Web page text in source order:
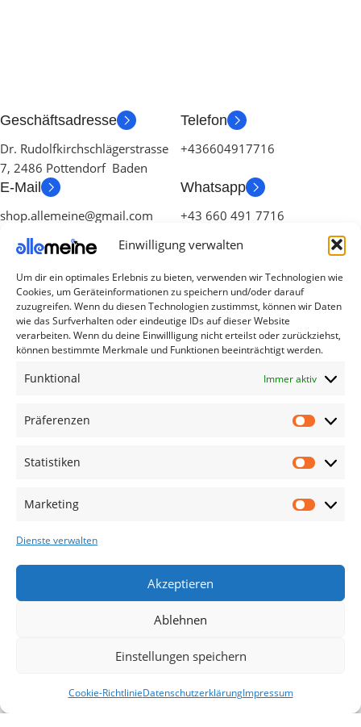
Einwilligung verwalten
Um dir ein optimales Erlebnis zu bieten, verwenden wir Technologien wie
Cookies, um Geräteinformationen zu speichern und/oder darauf
zuzugreifen. Wenn du diesen Technologien zustimmst, können wir Daten
wie das Surfverhalten oder eindeutige IDs auf dieser Website
verarbeiten. Wenn du deine Einwillligung nicht erteilst oder zurückziehst,
können bestimmte Merkmale und Funktionen beeinträchtigt werden.
Funktional Immer aktiv
Präferenzen
Statistiken
Marketing
Dienste verwalten
Akzeptieren
Ablehnen
Einstellungen speichern
Cookie-RichtlinieDatenschutzerklärungImpressum
Geschäftsadresse
Dr. Rudolfkirchschlägerstrasse
7, 2486 Pottendorf Baden
Telefon
+436604917716
E-Mail
shop.allemeine@gmail.com
Whatsapp
+43 660 491 7716
Die Produkte, die Sie wünschen, aber nicht
Welt hier.
Abonnieren Sie uns
TV Zubehör
Kontakt
Mein KontoWarenkorbVergleichen